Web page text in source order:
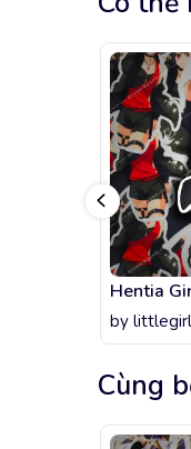
Hentia
by littlegirl
Cùng